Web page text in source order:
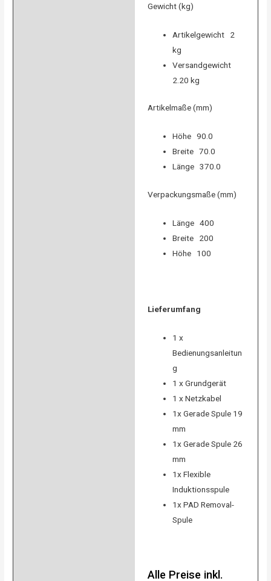
Gewicht (kg)
Artikelgewicht 2
kg
Versandgewicht
2.20 kg
Artikelmaße (mm)
Höhe 90.0
Breite 70.0
Länge 370.0
Verpackungsmaße (mm)
Länge 400
Breite 200
Höhe 100
Lieferumfang
1 x
Bedienungsanleitun
g
1 x Grundgerät
1 x Netzkabel
1x Gerade Spule 19
mm
1x Gerade Spule 26
mm
1x Flexible
Induktionsspule
1x PAD Removal-
Spule
Alle Preise inkl.